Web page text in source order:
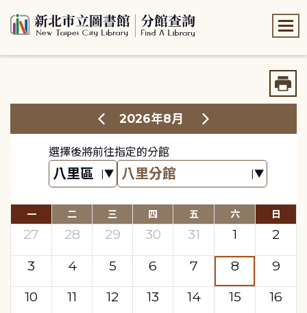
2026年8月
選擇後將前往指定的分館
一 二 三 四 五 六 日
27 28 29 30 31 1
2
3
4 5 6 7 8
9
10
11 12 13 14 15
16